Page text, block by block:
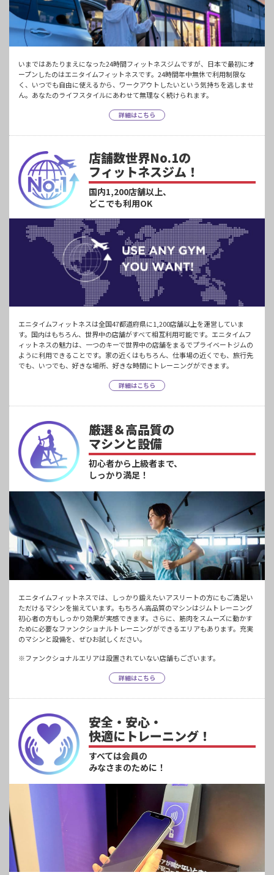
いまではあたりまえになった24時間フィットネスジムですが、日本で最初にオ
ープンしたのはエニタイムフィットネスです。24時間年中無休で利用制限な
く、いつでも自由に使えるから、ワークアウトしたいという気持ちを逃しませ
ん。あなたのライフスタイルにあわせて無理なく続けられます。
詳細はこちら
店舗数世界No.1の
フィットネスジム！
国内1,200店舗以上、
どこでも利用OK
エニタイムフィットネスは全国47都道府県に1,200店舗以上を運営していま
す。国内はもちろん、世界中の店舗がすべて相互利用可能です。エニタイムフ
ィットネスの魅力は、一つのキーで世界中の店舗をまるでプライベートジムの
ように利用できることです。家の近くはもちろん、仕事場の近くでも、旅行先
でも、いつでも、好きな場所、好きな時間にトレーニングができます。
詳細はこちら
厳選＆高品質の
マシンと設備
初心者から上級者まで、
しっかり満足！
エニタイムフィットネスでは、しっかり鍛えたいアスリートの方にもご満足い
ただけるマシンを揃えています。もちろん高品質のマシンはジムトレーニング
初心者の方もしっかり効果が実感できます。さらに、筋肉をスムーズに動かす
ために必要なファンクショナルトレーニングができるエリアもあります。充実
のマシンと設備を、ぜひお試しください。
※ファンクショナルエリアは設置されていない店舗もございます。
詳細はこちら
安全・安心・
快適にトレーニング！
すべては会員の
みなさまのために！